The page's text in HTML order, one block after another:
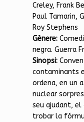
Creley, Frank
Paul Tamarin,
Roy Stephens
Gènere:
negra. Guerra
Sinopsi:
contaminants
ordena, en un
nuclear
seu ajudant, el
trobar la